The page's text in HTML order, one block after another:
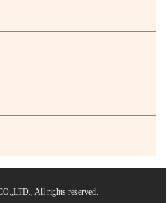
All rights reserved.